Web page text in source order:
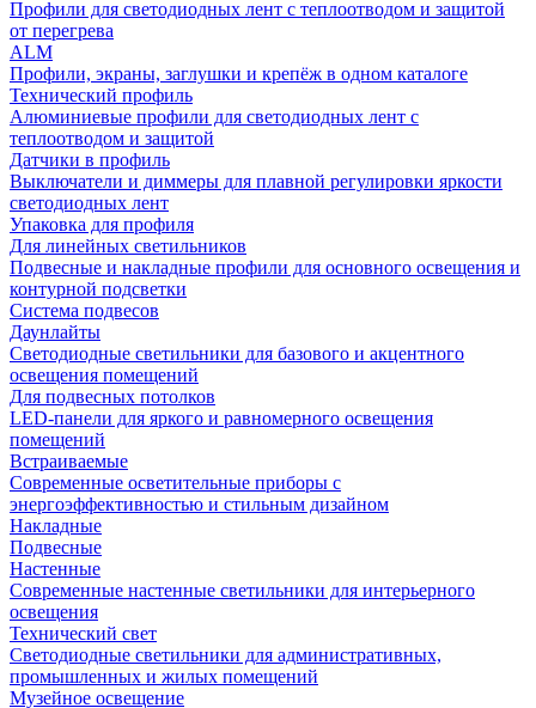
Профили для светодиодных лент с теплоотводом и защитой
от перегрева
ALM
Профили, экраны, заглушки и крепёж в одном каталоге
Технический профиль
Алюминиевые профили для светодиодных лент с
теплоотводом и защитой
Датчики в профиль
Выключатели и диммеры для плавной регулировки яркости
светодиодных лент
Упаковка для профиля
Для линейных светильников
Подвесные и накладные профили для основного освещения и
контурной подсветки
Система подвесов
Даунлайты
Светодиодные светильники для базового и акцентного
освещения помещений
Для подвесных потолков
LED-панели для яркого и равномерного освещения
помещений
Встраиваемые
Современные осветительные приборы с
энергоэффективностью и стильным дизайном
Накладные
Подвесные
Настенные
Современные настенные светильники для интерьерного
освещения
Технический свет
Светодиодные светильники для административных,
промышленных и жилых помещений
Музейное освещение